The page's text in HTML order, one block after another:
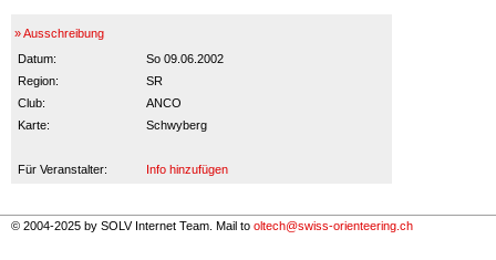
» Ausschreibung
Datum:
So 09.06.2002
Region:
SR
Club:
ANCO
Karte:
Schwyberg
Für Veranstalter: Info hinzufügen
© 2004-2025 by SOLV Internet Team. Mail to oltech@swiss-orienteering.ch